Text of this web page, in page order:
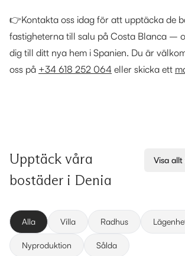
👉Kontakta oss idag för att upptäcka de
fastigheterna till salu på Costa Blanca –
dig till ditt nya hem i Spanien. Du är
oss på +34 618 252 064 eller skicka ett
Upptäck våra
bostäder i Denia
Visa
Alla Villa Radhus
Nyproduktion Sålda